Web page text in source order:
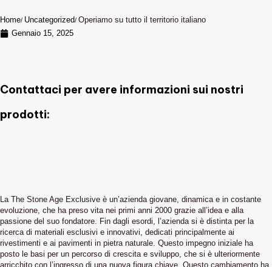
Home Uncategorized Operiamo su tutto il territorio italiano
Gennaio 15, 2025
Contattaci per avere informazioni sui nostri
prodotti:
La The Stone Age Exclusive è un’azienda giovane, dinamica e in costante
evoluzione, che ha preso vita nei primi anni 2000 grazie all’idea e alla
passione del suo fondatore. Fin dagli esordi, l’azienda si è distinta per la
ricerca di materiali esclusivi e innovativi, dedicati principalmente ai
rivestimenti e ai pavimenti in pietra naturale. Questo impegno iniziale ha
posto le basi per un percorso di crescita e sviluppo, che si è ulteriormente
arricchito con l’ingresso di una nuova figura chiave. Questo cambiamento ha